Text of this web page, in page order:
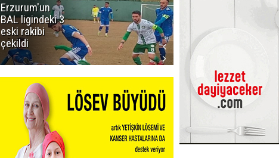
Erzurum'un
BAL ligindeki 3
eski rakibi
çekildi
Manyak
mısınız siz
oğlum ya?